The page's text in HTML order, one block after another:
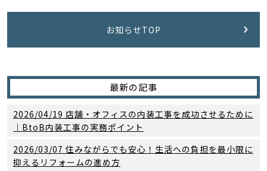
お知らせTOP
最新の記事
2026/04/19 店舗・オフィスの内装工事を成功させるために
｜BtoB内装工事の実務ポイント
2026/03/07 住みながらでも安心！生活への負担を最小限に
抑えるリフォームの進め方